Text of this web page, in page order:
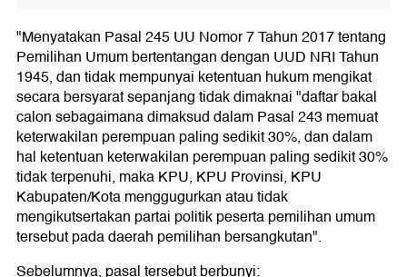
"Menyatakan Pasal 245 UU Nomor 7 Tahun 2017 tentang
Pemilihan Umum bertentangan dengan UUD NRI Tahun
1945, dan tidak mempunyai ketentuan hukum mengikat
secara bersyarat sepanjang tidak dimaknai "daftar bakal
calon sebagaimana dimaksud dalam Pasal 243 memuat
keterwakilan perempuan paling sedikit 30%, dan dalam
hal ketentuan keterwakilan perempuan paling sedikit 30%
tidak terpenuhi, maka KPU, KPU Provinsi, KPU
Kabupaten/Kota menggugurkan atau tidak
mengikutsertakan partai politik peserta pemilihan umum
tersebut pada daerah pemilihan bersangkutan".
Sebelumnya, pasal tersebut berbunyi: